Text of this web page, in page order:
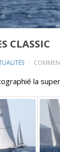
CLASSIC
la